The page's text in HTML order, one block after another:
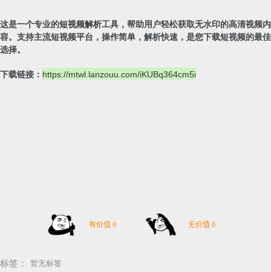
这是一个专业的短视频解析工具，帮助用户轻松获取无水印的高清视频内
容。支持主流短视频平台，操作简单，解析快速，是您下载短视频的最佳
选择。
下载链接： https://mtwl.lanzouu.com/iKUBq364cm5i
标签： 暂无标签